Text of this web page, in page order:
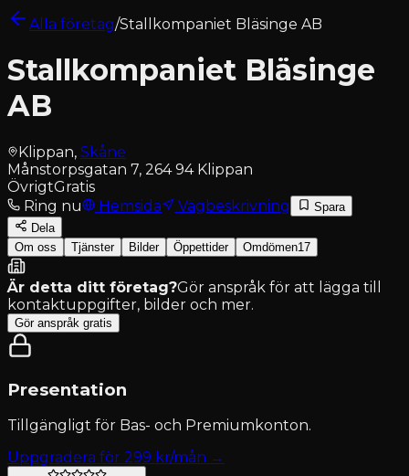
Alla företag/Stallkompaniet Bläsinge AB
Stallkompaniet Bläsinge
AB
Klippan, Skåne
Månstorpsgatan 7, 264 94 Klippan
ÖvrigtGratis
Ring nu
Hemsida Vägbeskrivning
Spara
Dela
Om oss
Tjänster Bilder Öppettider Omdömen17
Är detta ditt företag?Gör anspråk för att lägga till
kontaktuppgifter, bilder och mer.
Gör anspråk gratis
Presentation
Tillgängligt för Bas- och Premiumkonton.
Uppgradera för 299 kr/mån →